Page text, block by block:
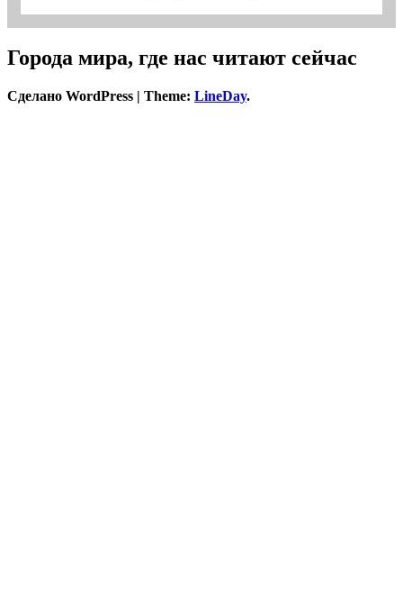
Города мира, где нас читают сейчас
Сделано WordPress | Theme: LineDay.